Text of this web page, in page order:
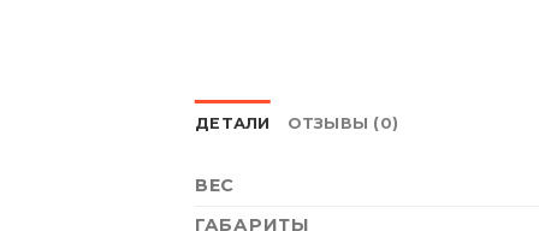
ДЕТАЛИ ОТЗЫВЫ (0)
ВЕС
ГАБАРИТЫ